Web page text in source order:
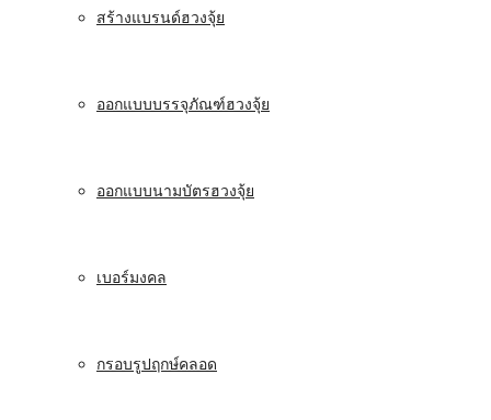
สร้างแบรนด์ฮวงจุ้ย
ออกแบบบรรจุภัณฑ์ฮวงจุ้ย
ออกแบบนามบัตรฮวงจุ้ย
เบอร์มงคล
กรอบรูปฤกษ์คลอด